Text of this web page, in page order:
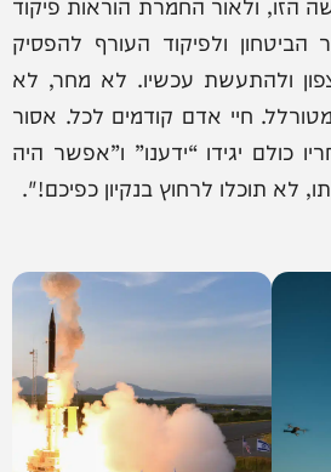
ולפיקוד העורף להפסיק
ולהתעשת עכשיו. לא מחר, לא
חיי אדם קודמים לכל. אסור
כולם יגידו “ידענו” ו”אפשר היה
לא תוכלו לרחוץ בנקיון כפיכם!".